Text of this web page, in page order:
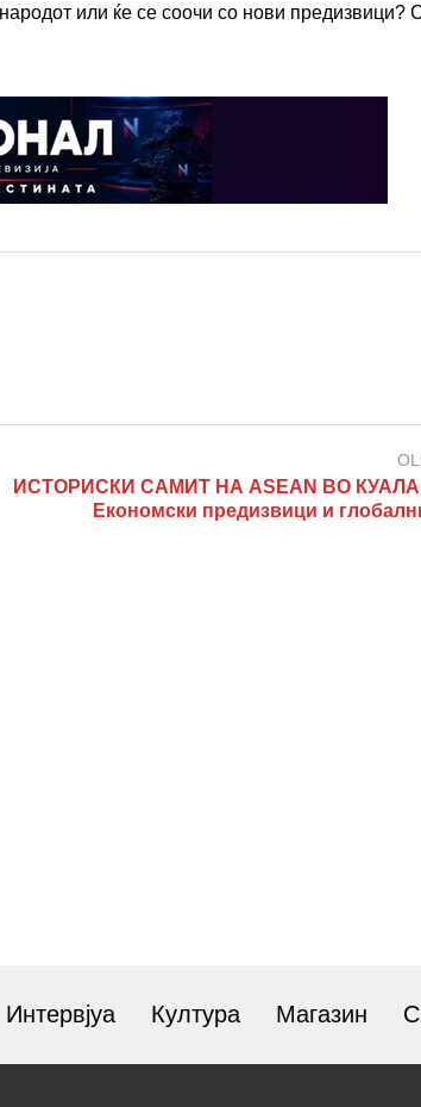
или ќе се соочи со нови предизвици?
ИСТОРИСКИ САМИТ НА ASEAN ВО
Економски предизвици и
Интервјуа Култура Магазин